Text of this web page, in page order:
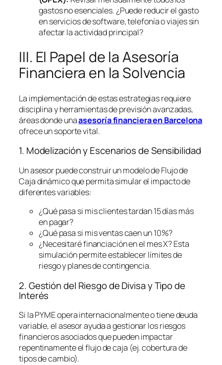
gastos no esenciales. ¿Puede reducir el gasto
en servicios desoftware, telefonía o viajes sin
afectar la actividad principal?
III. El Papel de la Asesoría
Financiera en la Solvencia
La implementación de estas estrategias requiere
disciplina y herramientas de previsión avanzadas,
áreas donde unaasesoría financiera en Barcelona
ofrece un soporte vital.
1. Modelización y Escenarios de Sensibilidad
Un asesor puede construir un modelo de Flujo de
Caja dinámico que permita simular el impacto de
diferentes variables:
¿Qué pasa si mis clientes tardan 15 días más
en pagar?
¿Qué pasa si mis ventas caen un 10%?
¿Necesitaré financiación en el mes X? Esta
simulación permite establecer límites de
riesgo y planes de contingencia.
2. Gestión del Riesgo de Divisa y Tipo de
Interés
Si la PYME opera internacionalmente o tiene deuda
variable, el asesor ayuda a gestionar los riesgos
financieros asociados que pueden impactar
repentinamente el flujo de caja (ej. cobertura de
tipos de cambio).